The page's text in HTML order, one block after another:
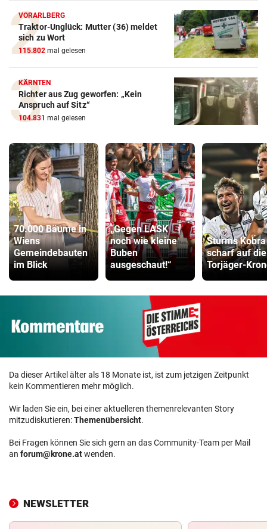
VORARLBERG
Traktor-Unglück: Mutter (36) meldet
sich zu Wort
115.802 mal gelesen
KÄRNTEN
Richter aus Zug geworfen: „Kein
Anspruch auf Sitz“
104.831 mal gelesen
70.000 Bäume in
Wiens
Gemeindebauten
im Blick
„Gegen LASK
noch wie kleine
Buben
ausgeschaut!“
Sturms
scharf auf die
Torjäger-
Da dieser Artikel älter als 18 Monate ist, ist zum jetzigen Zeitpunkt
kein Kommentieren mehr möglich.
Wir laden Sie ein, bei einer aktuelleren themenrelevanten Story
mitzudiskutieren:Themenübersicht.
Bei Fragen können Sie sich gern an das Community-Team per Mail
an forum@krone.atwenden.
NEWSLETTER